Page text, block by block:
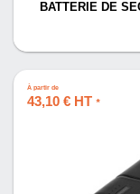
BATTERIE DE
À partir de
43,10 € HT *